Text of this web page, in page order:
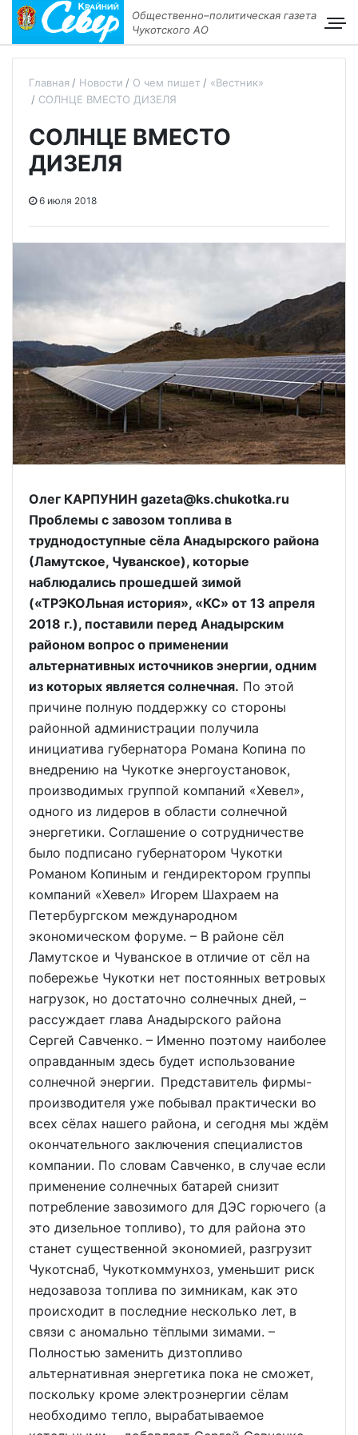
Общественно–политическая газета
Чукотского АО
Главная Новости О чем пишет
«Вестник»
СОЛНЦЕ ВМЕСТО ДИЗЕЛЯ
СОЛНЦЕ ВМЕСТО
ДИЗЕЛЯ
6 июля 2018
Олег КАРПУНИН gazeta@ks.chukotka.ru
Проблемы с завозом топлива в
труднодоступные сёла Анадырского района
(Ламутское, Чуванское), которые
наблюдались прошедшей зимой
(«ТРЭКОЛьная история», «КС» от 13 апреля
2018 г.), поставили перед Анадырским
районом вопрос о применении
альтернативных источников энергии, одним
из которых является солнечная. По этой
причине полную поддержку со стороны
районной администрации получила
инициатива губернатора Романа Копина по
внедрению на Чукотке энергоустановок,
производимых группой компаний «Хевел»,
одного из лидеров в области солнечной
энергетики. Соглашение о сотрудничестве
было подписано губернатором Чукотки
Романом Копиным и гендиректором группы
компаний «Хевел» Игорем Шахраем на
Петербургском международном
экономическом форуме. – В районе сёл
Ламутское и Чуванское в отличие от сёл на
побережье Чукотки нет постоянных ветровых
нагрузок, но достаточно солнечных дней, –
рассуждает глава Анадырского района
Сергей Савченко. – Именно поэтому наиболее
оправданным здесь будет использование
солнечной энергии. Представитель фирмы-
производителя уже побывал практически во
всех сёлах нашего района, и сегодня мы ждём
окончательного заключения специалистов
компании. По словам Савченко, в случае если
применение солнечных батарей снизит
потребление завозимого для ДЭС горючего (а
это дизельное топливо), то для района это
станет существенной экономией, разгрузит
Чукотснаб, Чукоткоммунхоз, уменьшит риск
недозавоза топлива по зимникам, как это
происходит в последние несколько лет, в
связи с аномально тёплыми зимами. –
Полностью заменить дизтопливо
альтернативная энергетика пока не сможет,
поскольку кроме электроэнергии сёлам
необходимо тепло, вырабатываемое